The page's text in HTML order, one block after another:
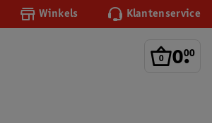
Winkels Klantenservice
0.
00